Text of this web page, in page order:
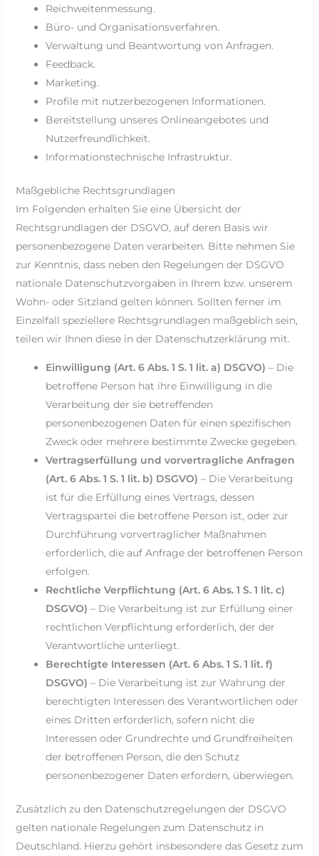
Reichweitenmessung.
Büro- und Organisationsverfahren.
Verwaltung und Beantwortung von Anfragen.
Feedback.
Marketing.
Profile mit nutzerbezogenen Informationen.
Bereitstellung unseres Onlineangebotes und
Nutzerfreundlichkeit.
Informationstechnische Infrastruktur.
Maßgebliche Rechtsgrundlagen
Im Folgenden erhalten Sie eine Übersicht der
Rechtsgrundlagen der DSGVO, auf deren Basis wir
personenbezogene Daten verarbeiten. Bitte nehmen Sie
zur Kenntnis, dass neben den Regelungen der DSGVO
nationale Datenschutzvorgaben in Ihrem bzw. unserem
Wohn- oder Sitzland gelten können. Sollten ferner im
Einzelfall speziellere Rechtsgrundlagen maßgeblich sein,
teilen wir Ihnen diese in der Datenschutzerklärung mit.
Einwilligung (Art. 6 Abs. 1 S. 1 lit. a) DSGVO) – Die
betroffene Person hat ihre Einwilligung in die
Verarbeitung der sie betreffenden
personenbezogenen Daten für einen spezifischen
Zweck oder mehrere bestimmte Zwecke gegeben.
Vertragserfüllung und vorvertragliche Anfragen
(Art. 6 Abs. 1 S. 1 lit. b) DSGVO) – Die Verarbeitung
ist für die Erfüllung eines Vertrags, dessen
Vertragspartei die betroffene Person ist, oder zur
Durchführung vorvertraglicher Maßnahmen
erforderlich, die auf Anfrage der betroffenen Person
erfolgen.
Rechtliche Verpflichtung (Art. 6 Abs. 1 S. 1 lit. c)
DSGVO) – Die Verarbeitung ist zur Erfüllung einer
rechtlichen Verpflichtung erforderlich, der der
Verantwortliche unterliegt.
Berechtigte Interessen (Art. 6 Abs. 1 S. 1 lit. f)
DSGVO) – Die Verarbeitung ist zur Wahrung der
berechtigten Interessen des Verantwortlichen oder
eines Dritten erforderlich, sofern nicht die
Interessen oder Grundrechte und Grundfreiheiten
der betroffenen Person, die den Schutz
personenbezogener Daten erfordern, überwiegen.
Zusätzlich zu den Datenschutzregelungen der DSGVO
gelten nationale Regelungen zum Datenschutz in
Deutschland. Hierzu gehört insbesondere das Gesetz zum